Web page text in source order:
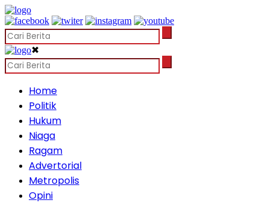
✖
Home
Politik
Hukum
Niaga
Ragam
Advertorial
Metropolis
Opini